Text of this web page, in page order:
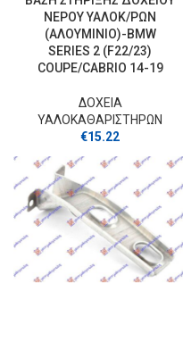
ΝΕΡΟΥ ΥΑΛΟΚ/ΡΩΝ
(ΑΛΟΥΜΙΝΙΟ)-BMW
SERIES 2 (F22/23)
COUPE/CABRIO 14-19
ΔΟΧΕΙΑ
ΥΑΛΟΚΑΘΑΡΙΣΤΗΡΩΝ
€15.22